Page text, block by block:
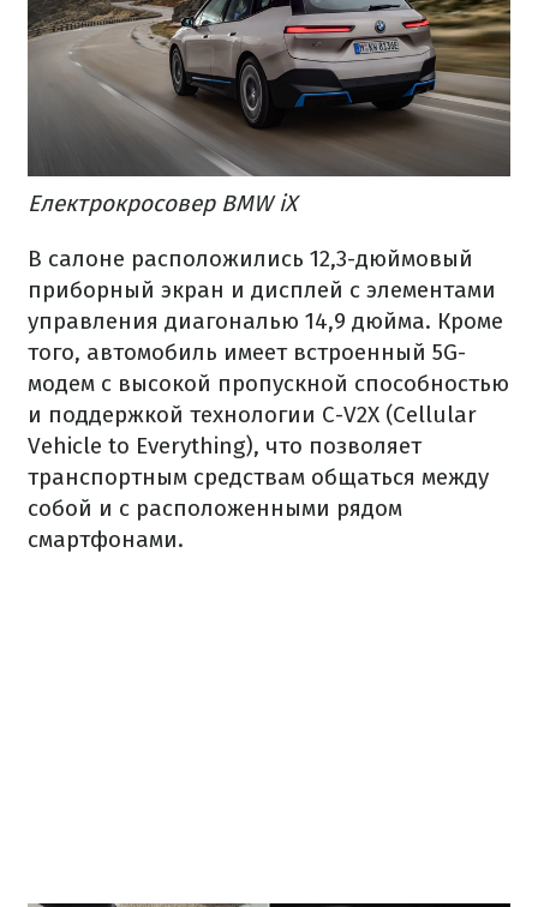
Електрокросовер BMW iX
В салоне расположились 12,3-дюймовый
приборный экран и дисплей с элементами
управления диагональю 14,9 дюйма. Кроме
того, автомобиль имеет встроенный 5G-
модем с высокой пропускной способностью
и поддержкой технологии C-V2X (Cellular
Vehicle to Everything), что позволяет
транспортным средствам общаться между
собой и с расположенными рядом
смартфонами.